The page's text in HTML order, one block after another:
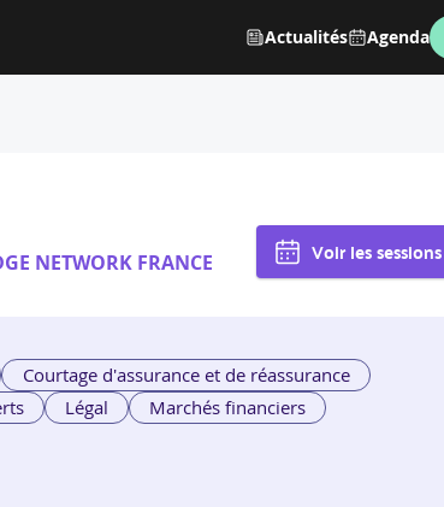
Actualités Agenda
NETWORK FRANCE Voir les
Courtage d'assurance et de réassurance
Légal
Marchés financiers